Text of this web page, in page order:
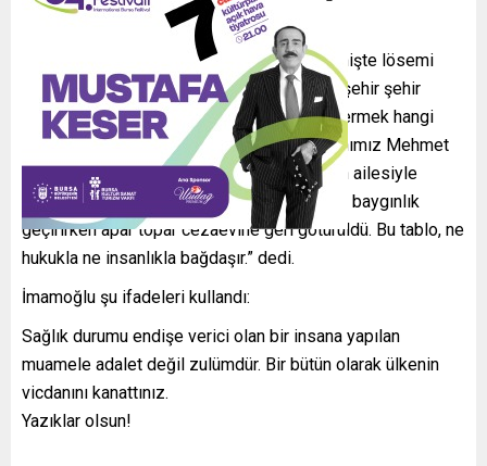
İmamoğlu, “Böyle zalimlik görülmedi! Geçmişte lösemi
tedavisi gören bir insanı, hastane hastane, şehir şehir
dolaştırmak, sonra da cezaevine geri göndermek hangi
vicdana sığar? Beylikdüzü Belediye Başkanımız Mehmet
Murat Çalık, ciddi sağlık sorunlarına rağmen ailesiyle
görüştürülmeden, annesi hastane kapısında baygınlık
geçirirken apar topar cezaevine geri götürüldü. Bu tablo, ne
hukukla ne insanlıkla bağdaşır.” dedi.
İmamoğlu şu ifadeleri kullandı:
Sağlık durumu endişe verici olan bir insana yapılan
muamele adalet değil zulümdür. Bir bütün olarak ülkenin
vicdanını kanattınız.
Yazıklar olsun!